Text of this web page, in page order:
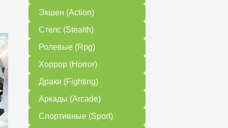
Экшен (Action)
Стелс (Stealth)
Ролевые (Rpg)
Хоррор (Horror)
Драки (Fighting)
Аркады (Arcade)
Спортивные (Sport)